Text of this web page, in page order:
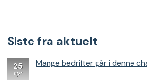
Siste fra aktuelt
25
apr
Mange bedrifter går i denne